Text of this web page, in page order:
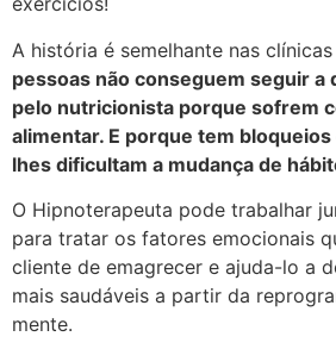
A história é semelhante nas
pessoas não conseguem seguir a
pelo nutricionista porque sofrem
alimentar. E porque tem
lhes dificultam a mudança de
O Hipnoterapeuta pode trabalhar
para tratar os fatores emocionais
cliente de emagrecer e ajuda-lo a
mais saudáveis a partir da
mente.